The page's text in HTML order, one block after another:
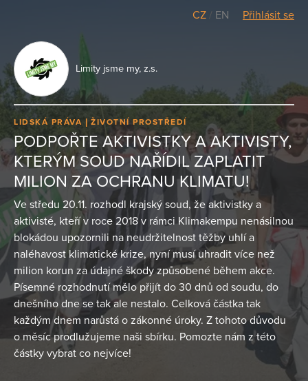
CZ / EN Přihlásit se
Limity jsme my, z.s.
LIDSKÁ PRÁVA ŽIVOTNÍ PROSTŘEDÍ
PODPOŘTE AKTIVISTKY A AKTIVISTY,
KTERÝM SOUD NAŘÍDIL ZAPLATIT
MILION ZA OCHRANU KLIMATU!
Ve středu 20.11. rozhodl krajský soud, že aktivistky a
aktivisté, kteří v roce 2018 v rámci Klimakempu nenásilnou
blokádou upozornili na neudržitelnost těžby uhlí a
naléhavost klimatické krize, nyní musí uhradit více než
milion korun za údajné škody způsobené během akce.
Písemné rozhodnutí mělo přijít do 30 dnů od soudu, do
dnešního dne se tak ale nestalo. Celková částka tak
každým dnem narůstá o zákonné úroky. Z tohoto důvodu
o měsíc prodlužujeme naši sbírku. Pomozte nám z této
částky vybrat co nejvíce!